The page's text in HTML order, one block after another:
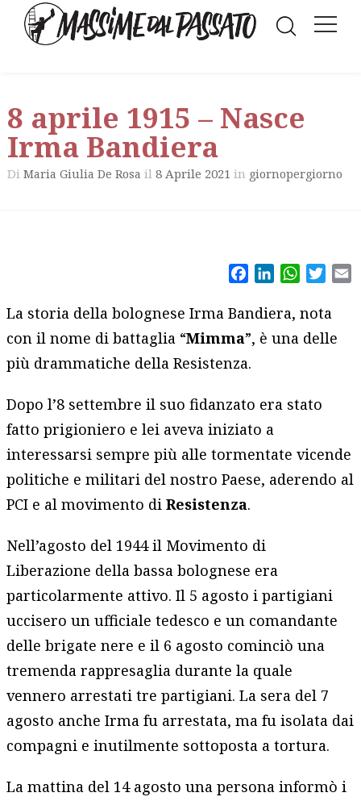
8 aprile 1915 – Nasce
Irma Bandiera
Di Maria Giulia De Rosa il 8 Aprile 2021 in giornopergiorno
FacebookLinkedIn
La storia della bolognese Irma Bandiera, nota
con il nome di battaglia “Mimma”, è una delle
più drammatiche della Resistenza.
Dopo l’8 settembre il suo fidanzato era stato
fatto prigioniero e lei aveva iniziato a
interessarsi sempre più alle tormentate vicende
politiche e militari del nostro Paese, aderendo al
PCI e al movimento diResistenza.
Nell’agosto del 1944 il Movimento di
Liberazione della bassa bolognese era
particolarmente attivo. Il 5 agosto i partigiani
uccisero un ufficiale tedesco e un comandante
delle brigate nere e il 6 agosto cominciò una
tremenda rappresaglia durante la quale
vennero arrestati tre partigiani. La sera del 7
agosto anche Irma fu arrestata, ma fu isolata dai
compagni e inutilmente sottoposta a tortura.
La mattina del 14 agosto una persona informò i